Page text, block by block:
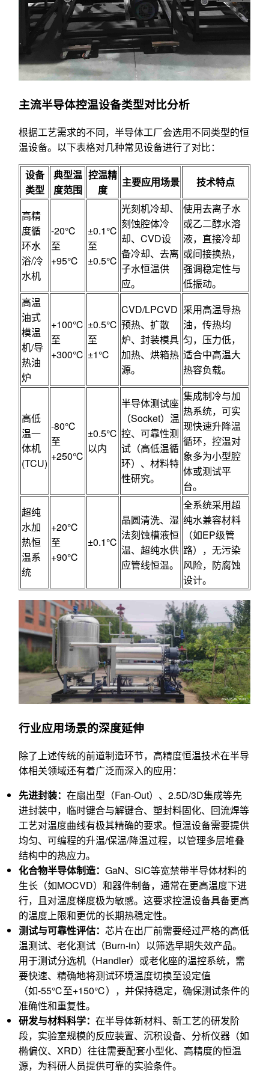
主流半导体控温设备类型对比分析
根据工艺需求的不同，半导体工厂会选用不同类型的恒
温设备。以下表格对几种常见设备进行了对比：
设备
类型
典型温
度范围
控温精
度
主要应用场景 技术特点
高精
度循
环水
浴/冷
水机
-20℃
至
+95℃
±0.1℃
至
±0.5℃
光刻机冷却、
刻蚀腔体冷
却、CVD设
备冷却、去离
子水恒温供
应。
使用去离子水
或乙二醇水溶
液，直接冷却
或间接换热，
强调稳定性与
低振动。
高温
油式
模温
机/导
热油
炉
+100℃
至
+300℃
±0.5℃
至
±1℃
CVD/LPCVD
预热、扩散
炉、封装模具
加热、烘箱热
源。
采用高温导热
油，传热均
匀，压力低，
适合中高温大
热容负载。
高低
温一
体机
(TCU)
-80℃
至
+250℃
±0.5℃
以内
半导体测试座
（Socket）温
控、可靠性测
试（高低温循
环）、材料特
性研究。
集成制冷与加
热系统，可实
现快速升降温
循环，控温对
象多为小型腔
体或测试平
台。
超纯
水加
热恒
温系
统
+20℃
至
+90℃
±0.1℃
晶圆清洗、湿
法刻蚀槽液恒
温、超纯水供
应管线恒温。
全系统采用超
纯水兼容材料
（如EP级管
路），无污染
风险，防腐蚀
设计。
行业应用场景的深度延伸
除了上述传统的前道制造环节，高精度恒温技术在半导
体相关领域还有着广泛而深入的应用：
先进封装： 在扇出型（Fan-Out）、2.5D/3D集成等先
进封装中，临时键合与解键合、塑封料固化、回流焊等
工艺对温度曲线有极其精确的要求。恒温设备需要提供
均匀、可编程的升温/保温/降温过程，以管理多层堆叠
结构中的热应力。
化合物半导体制造： GaN、SiC等宽禁带半导体材料的
生长（如MOCVD）和器件制备，通常在更高温度下进
行，且对温度梯度极为敏感。这要求控温设备具备更高
的温度上限和更优的长期热稳定性。
测试与可靠性评估： 芯片在出厂前需要经过严格的高低
温测试、老化测试（Burn-in）以筛选早期失效产品。
用于测试分选机（Handler）或老化座的温控系统，需
要快速、精确地将测试环境温度切换至设定值
（如-55℃至+150℃），并保持稳定，确保测试条件的
准确性和重复性。
研发与材料科学： 在半导体新材料、新工艺的研发阶
段，实验室规模的反应装置、沉积设备、分析仪器（如
椭偏仪、XRD）往往需要配套小型化、高精度的恒温
源，为科研人员提供可靠的实验条件。